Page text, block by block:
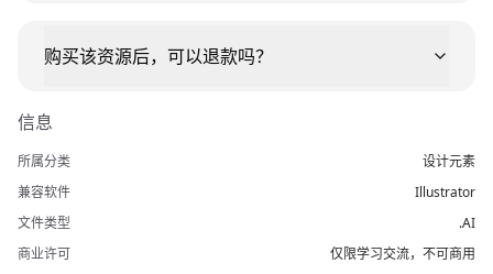
购买该资源后，可以退款吗？
信息
所属分类
设计元素
兼容软件
Illustrator
文件类型
.AI
商业许可
仅限学习交流，不可商用